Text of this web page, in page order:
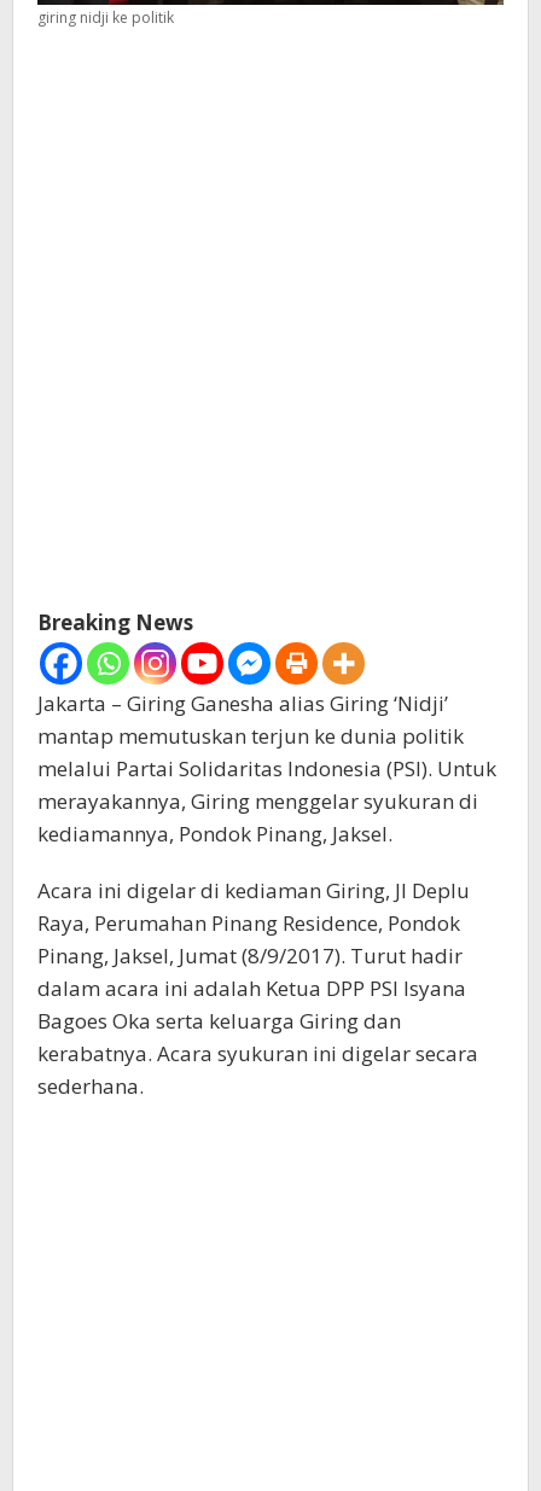
giring nidji ke politik
Breaking News
Jakarta – Giring Ganesha alias Giring ‘Nidji’
mantap memutuskan terjun ke dunia politik
melalui Partai Solidaritas Indonesia (PSI). Untuk
merayakannya, Giring menggelar syukuran di
kediamannya, Pondok Pinang, Jaksel.
Acara ini digelar di kediaman Giring, Jl Deplu
Raya, Perumahan Pinang Residence, Pondok
Pinang, Jaksel, Jumat (8/9/2017). Turut hadir
dalam acara ini adalah Ketua DPP PSI Isyana
Bagoes Oka serta keluarga Giring dan
kerabatnya. Acara syukuran ini digelar secara
sederhana.